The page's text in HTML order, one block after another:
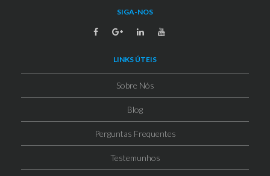
SIGA-NOS
LINKS ÚTEIS
Sobre Nós
Blog
Perguntas Frequentes
Testemunhos